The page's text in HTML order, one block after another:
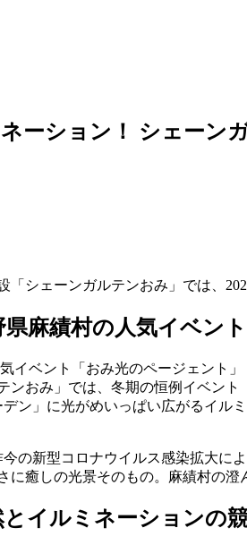
ーション！ シェーン
シェーンガルテンおみ」では、
麻績村の人気イベン
おみ」では、冬期の恒例イベント
ン」に光がめいっぱい広がるイ
の新型コロナウイルス感染拡大
に癒しの光景そのもの。麻績村の澄
イルミネーションの競